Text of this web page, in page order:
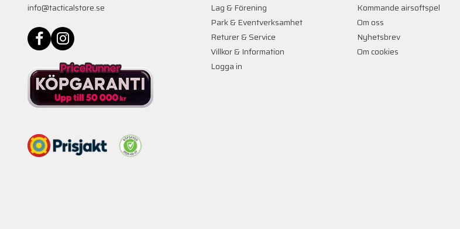
info@tacticalstore.se
Lag & Förening
Park & Eventverksamhet
Returer & Service
Villkor & Information
Logga in
Kommande airsoftspel
Om oss
Nyhetsbrev
Om cookies